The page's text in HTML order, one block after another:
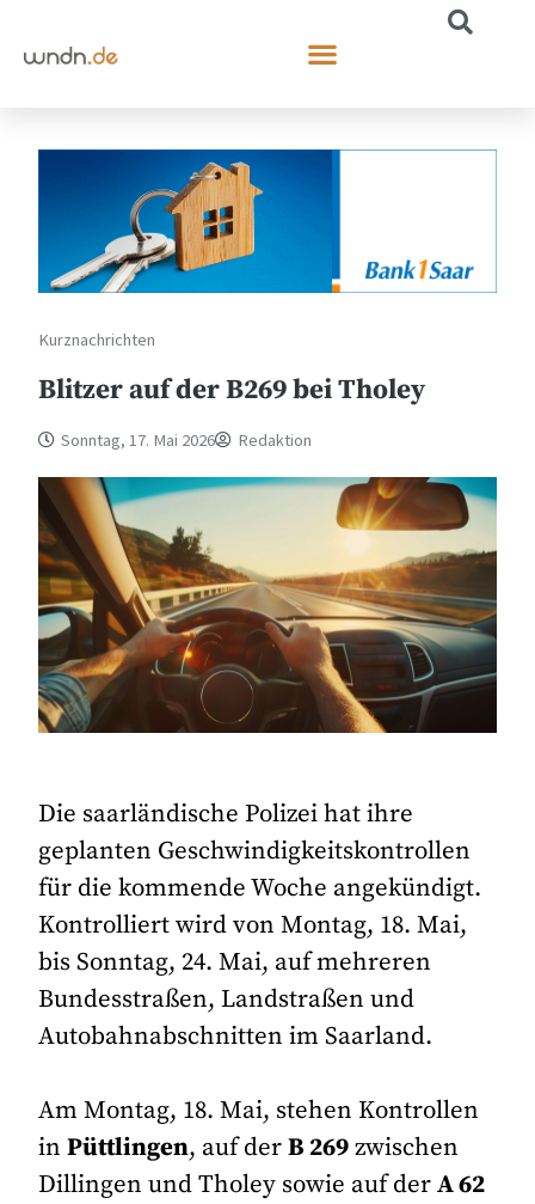
Kurznachrichten
Blitzer auf der B269 bei Tholey
Sonntag, 17. Mai 2026 Redaktion
Die saarländische Polizei hat ihre
geplanten Geschwindigkeitskontrollen
für die kommende Woche angekündigt.
Kontrolliert wird von Montag, 18. Mai,
bis Sonntag, 24. Mai, auf mehreren
Bundesstraßen, Landstraßen und
Autobahnabschnitten im Saarland.
Am Montag, 18. Mai, stehen Kontrollen
inPüttlingen, auf derB 269zwischen
Dillingen und Tholey sowie auf derA 62